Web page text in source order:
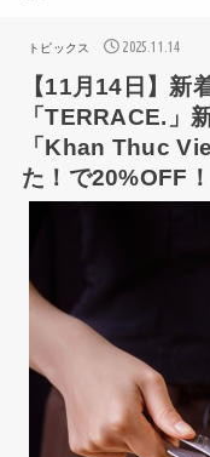
トピックス 2025.11.14
【11月14日】新
「TERRACE.」
「Khan Thuc
た！で20%OFF